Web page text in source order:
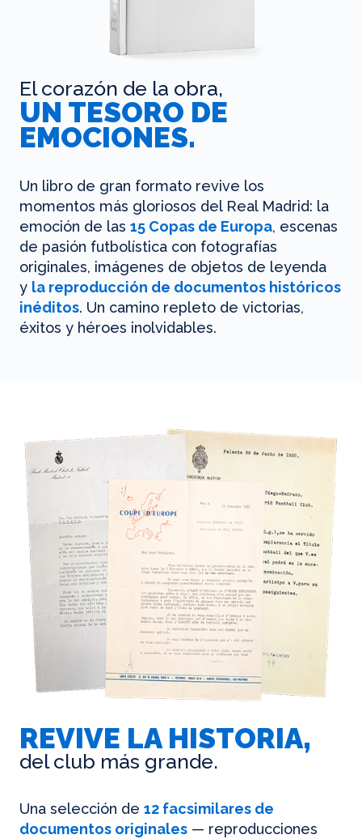
El corazón de la obra,
UN TESORO DE
EMOCIONES.
Un libro de gran formato revive los
momentos más gloriosos del Real Madrid: la
emoción de las 15 Copas de Europa, escenas
de pasión futbolística con fotografías
originales, imágenes de objetos de leyenda
y la reproducción de documentos históricos
inéditos. Un camino repleto de victorias,
éxitos y héroes inolvidables.
REVIVE LA HISTORIA,
del club más grande.
Una selección de 12 facsimilares de
documentos originales — reproducciones